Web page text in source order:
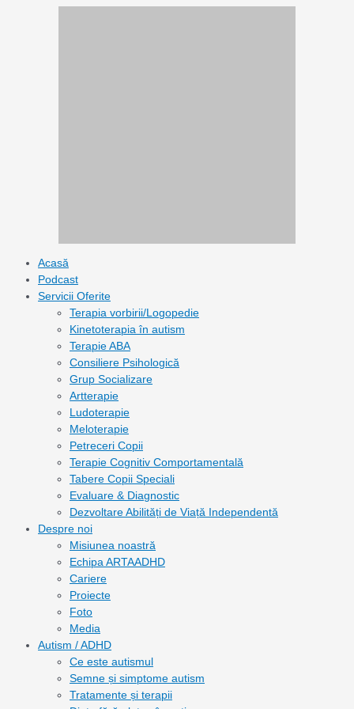
Acasă
Podcast
Servicii Oferite
Terapia vorbirii/Logopedie
Kinetoterapia în autism
Terapie ABA
Consiliere Psihologică
Grup Socializare
Artterapie
Ludoterapie
Meloterapie
Petreceri Copii
Terapie Cognitiv Comportamentală
Tabere Copii Speciali
Evaluare & Diagnostic
Dezvoltare Abilități de Viață Independentă
Despre noi
Misiunea noastră
Echipa ARTAADHD
Cariere
Proiecte
Foto
Media
Autism / ADHD
Ce este autismul
Semne și simptome autism
Tratamente și terapii